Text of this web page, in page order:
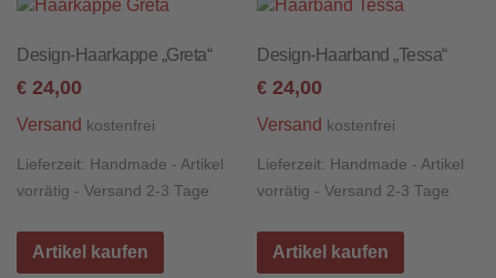
Design-Haarkappe „Greta“
€ 24,00
Versand kostenfrei
Lieferzeit: Handmade - Artikel
vorrätig - Versand 2-3 Tage
Artikel kaufen
Design-Haarband „Tessa“
€ 24,00
Versand kostenfrei
Lieferzeit: Handmade - Artikel
vorrätig - Versand 2-3 Tage
Artikel kaufen